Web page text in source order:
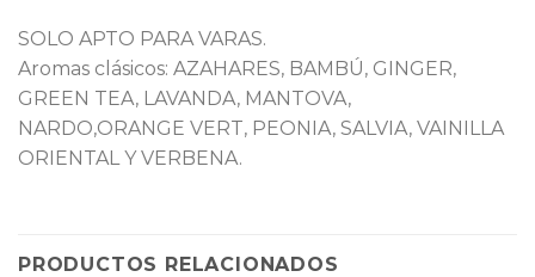
SOLO APTO PARA VARAS.
Aromas clásicos: AZAHARES, BAMBÚ, GINGER,
GREEN TEA, LAVANDA, MANTOVA,
NARDO,ORANGE VERT, PEONIA, SALVIA, VAINILLA
ORIENTAL Y VERBENA.
PRODUCTOS RELACIONADOS